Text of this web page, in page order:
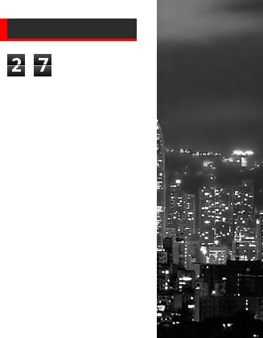
2 7